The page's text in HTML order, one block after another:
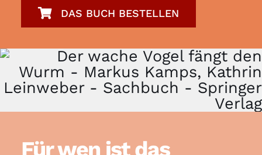
DAS BUCH BESTELLEN
Für wen ist das